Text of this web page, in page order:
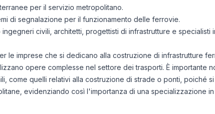
per il servizio metropolitano.
di segnalazione per il funzionamento delle ferrovie.
civili, architetti, progettisti di infrastrutture e specialisti
le imprese che si dedicano alla costruzione di infrastrutture
opere complesse nel settore dei trasporti. È importante
come quelli relativi alla costruzione di strade o ponti, poiché
evidenziando così l'importanza di una specializzazione